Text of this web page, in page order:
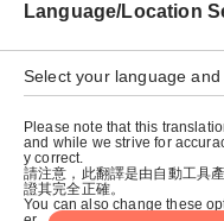
プライバシーポリシー
特定商取引法に基づく表示
会社概要
Language/Location
Select your language and
Please note that this
and while we strive for
y correct.
請注意，此翻譯是由自動工具
證其完全正確。
You can also change these